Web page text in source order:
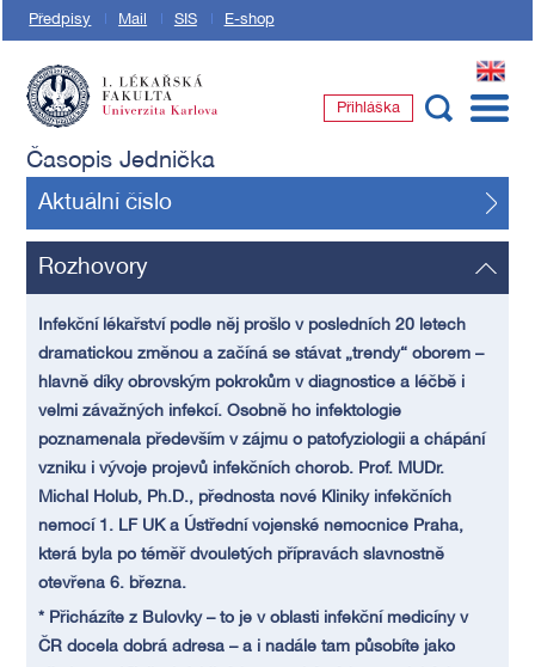
Předpisy Mail SIS E-shop
EN
Přihláška
Časopis Jednička
Aktuální číslo
Rozhovory
Infekční lékařství podle něj prošlo v posledních 20 letech
dramatickou změnou a začíná se stávat „trendy“ oborem –
hlavně díky obrovským pokrokům v diagnostice a léčbě i
velmi závažných infekcí. Osobně ho infektologie
poznamenala především v zájmu o patofyziologii a chápání
vzniku i vývoje projevů infekčních chorob. Prof. MUDr.
Michal Holub, Ph.D., přednosta nové Kliniky infekčních
nemocí 1. LF UK a Ústřední vojenské nemocnice Praha,
která byla po téměř dvouletých přípravách slavnostně
otevřena 6. března.
* Přicházíte z Bulovky – to je v oblasti infekční medicíny v
ČR docela dobrá adresa – a i nadále tam působíte jako